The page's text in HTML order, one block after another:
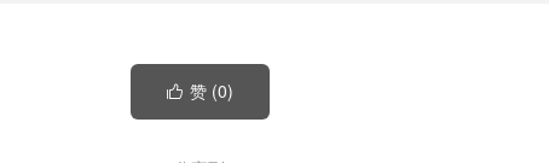
 赞 (0)